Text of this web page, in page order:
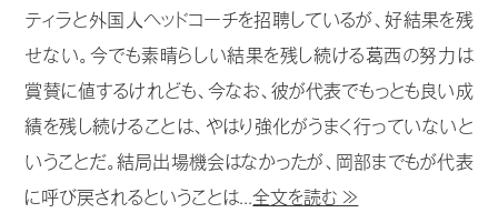
ティラと外国人ヘッドコーチを招聘しているが、好結果を残
せない。今でも素晴らしい結果を残し続ける葛西の努力は
賞賛に値するけれども、今なお、彼が代表でもっとも良い成
績を残し続けることは、やはり強化がうまく行っていないと
いうことだ。結局出場機会はなかったが、岡部までもが代表
に呼び戻されるということは...全文を読む ≫